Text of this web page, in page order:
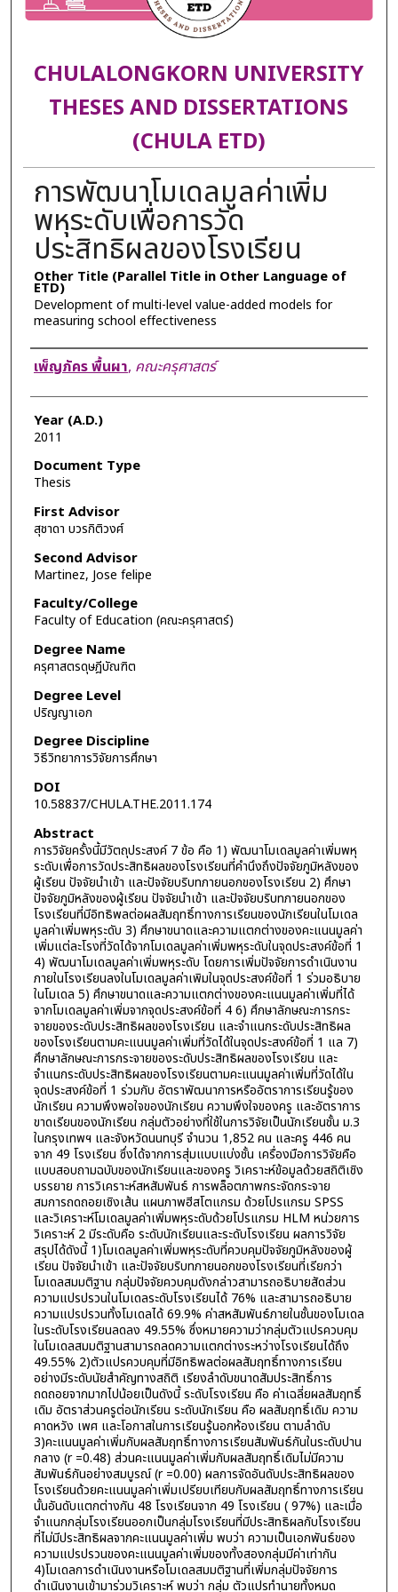
CHULALONGKORN UNIVERSITY
THESES AND DISSERTATIONS
(CHULA ETD)
การพัฒนาโมเดลมูลค่าเพิ่ม
พหุระดับเพื่อการวัด
ประสิทธิผลของโรงเรียน
Other Title (Parallel Title in Other Language of
ETD)
Development of multi-level value-added models for
measuring school effectiveness
Author
เพ็ญภัคร พื้นผา, คณะครุศาสตร์
Year (A.D.)
2011
Document Type
Thesis
First Advisor
สุชาดา บวรกิติวงศ์
Second Advisor
Martinez, Jose felipe
Faculty/College
Faculty of Education (คณะครุศาสตร์)
Degree Name
ครุศาสตรดุษฎีบัณฑิต
Degree Level
ปริญญาเอก
Degree Discipline
วิธีวิทยาการวิจัยการศึกษา
DOI
10.58837/CHULA.THE.2011.174
Abstract
การวิจัยครั้งนี้มีวัตถุประสงค์ 7 ข้อ คือ 1) พัฒนาโมเดลมูลค่าเพิ่มพหุ
ระดับเพื่อการวัดประสิทธิผลของโรงเรียนที่คำนึงถึงปัจจัยภูมิหลังของ
ผู้เรียน ปัจจัยนำเข้า และปัจจัยบริบทภายนอกของโรงเรียน 2) ศึกษา
ปัจจัยภูมิหลังของผู้เรียน ปัจจัยนำเข้า และปัจจัยบริบทภายนอกของ
โรงเรียนที่มีอิทธิพลต่อผลสัมฤทธิ์ทางการเรียนของนักเรียนในโมเดล
มูลค่าเพิ่มพหุระดับ 3) ศึกษาขนาดและความแตกต่างของคะแนนมูลค่า
เพิ่มแต่ละโรงที่วัดได้จากโมเดลมูลค่าเพิ่มพหุระดับในจุดประสงค์ข้อที่ 1
4) พัฒนาโมเดลมูลค่าเพิ่มพหุระดับ โดยการเพิ่มปัจจัยการดำเนินงาน
ภายในโรงเรียนลงในโมเดลมูลค่าเพิมในจุดประสงค์ข้อที่ 1 ร่วมอธิบาย
ในโมเดล 5) ศึกษาขนาดและความแตกต่างของคะแนนมูลค่าเพิ่มที่ได้
จากโมเดลมูลค่าเพิ่มจากจุดประสงค์ข้อที่ 4 6) ศึกษาลักษณะการกระ
จายของระดับประสิทธิผลของโรงเรียน และจำแนกระดับประสิทธิผล
ของโรงเรียนตามคะแนนมูลค่าเพิ่มที่วัดได้ในจุดประสงค์ข้อที่ 1 แล 7)
ศึกษาลักษณะการกระจายของระดับประสิทธิผลของโรงเรียน และ
จำแนกระดับประสิทธิผลของโรงเรียนตามคะแนนมูลค่าเพิ่มที่วัดได้ใน
จุดประสงค์ข้อที่ 1 ร่วมกับ อัตราพัฒนาการหรืออัตราการเรียนรู้ของ
นักเรียน ความพึงพอใจของนักเรียน ความพึงใจของครู และอัตราการ
ขาดเรียนของนักเรียน กลุ่มตัวอย่างที่ใช้ในการวิจัยเป็นนักเรียนชั้น ม.3
ในกรุงเทพฯ และจังหวัดนนทบุรี จำนวน 1,852 คน และครู 446 คน
จาก 49 โรงเรียน ซึ่งได้จากการสุ่มแบบแบ่งชั้น เครื่องมือการวิจัยคือ
แบบสอบถามฉบับของนักเรียนและของครู วิเคราะห์ข้อมูลด้วยสถิติเชิง
บรรยาย การวิเคราะห์สหสัมพันธ์ การพล็อตภาพกระจัดกระจาย
สมการถดถอยเชิงเส้น แผนภาพฮีสโตแกรม ด้วยโปรแกรม SPSS
และวิเคราะห์โมเดลมูลค่าเพิ่มพหุระดับด้วยโปรแกรม HLM หน่วยการ
วิเคราะห์ 2 มีระดับคือ ระดับนักเรียนและระดับโรงเรียน ผลการวิจัย
สรุปได้ดังนี้ 1)โมเดลมูลค่าเพิ่มพหุระดับที่ควบคุมปัจจัยภูมิหลังของผู้
เรียน ปัจจัยนำเข้า และปัจจัยบริบทภายนอกของโรงเรียนที่เรียกว่า
โมเดลสมมติฐาน กลุ่มปัจจัยควบคุมดังกล่าวสามารถอธิบายสัดส่วน
ความแปรปรวนในโมเดลระดับโรงเรียนได้ 76% และสามารถอธิบาย
ความแปรปรวนทั้งโมเดลได้ 69.9% ค่าสหสัมพันธ์ภายในชั้นของโมเดล
ในระดับโรงเรียนลดลง 49.55% ซึ่งหมายความว่ากลุ่มตัวแปรควบคุม
ในโมเดลสมมติฐานสามารถลดความแตกต่างระหว่างโรงเรียนได้ถึง
49.55% 2)ตัวแปรควบคุมที่มีอิทธิพลต่อผลสัมฤทธิ์ทางการเรียน
อย่างมีระดับนัยสำคัญทางสถิติ เรียงลำดับขนาดสัมประสิทธิ์การ
ถดถอยจากมากไปน้อยเป็นดังนี้ ระดับโรงเรียน คือ ค่าเฉลี่ยผลสัมฤทธิ์
เดิม อัตราส่วนครูต่อนักเรียน ระดับนักเรียน คือ ผลสัมฤทธิ์เดิม ความ
คาดหวัง เพศ และโอกาสในการเรียนรู้นอกห้องเรียน ตามลำดับ
3)คะแนนมูลค่าเพิ่มกับผลสัมฤทธิ์ทางการเรียนสัมพันธ์กันในระดับปาน
กลาง (r =0.48) ส่วนคะแนนมูลค่าเพิ่มกับผลสัมฤทธิ์เดิมไม่มีความ
สัมพันธ์กันอย่างสมบูรณ์ (r =0.00) ผลการจัดอันดับประสิทธิผลของ
โรงเรียนด้วยคะแนนมูลค่าเพิ่มเปรียบเทียบกับผลสัมฤทธิ์ทางการเรียน
นั้นอันดับแตกต่างกัน 48 โรงเรียนจาก 49 โรงเรียน ( 97%) และเมื่อ
จำแนกกลุ่มโรงเรียนออกเป็นกลุ่มโรงเรียนที่มีประสิทธิผลกับโรงเรียน
ที่ไม่มีประสิทธิผลจากคะแนนมูลค่าเพิ่ม พบว่า ความเป็นเอกพันธ์ของ
ความแปรปรวนของคะแนนมูลค่าเพิ่มของทั้งสองกลุ่มมีค่าเท่ากัน
4)โมเดลการดำเนินงานหรือโมเดลสมมติฐานที่เพิ่มกลุ่มปัจจัยการ
ดำเนินงานเข้ามาร่วมวิเคราะห์ พบว่า กลุ่ม ตัวแปรทำนายทั้งหมด